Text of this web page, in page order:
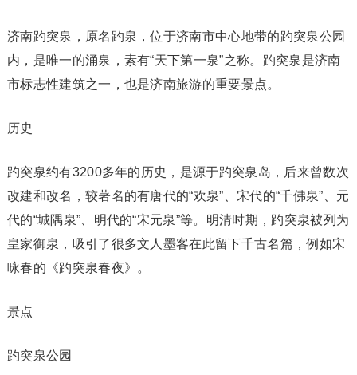
济南趵突泉，原名趵泉，位于济南市中心地带的趵突泉公园
内，是唯一的涌泉，素有“天下第一泉”之称。趵突泉是济南
市标志性建筑之一，也是济南旅游的重要景点。
历史
趵突泉约有3200多年的历史，是源于趵突泉岛，后来曾数次
改建和改名，较著名的有唐代的“欢泉”、宋代的“千佛泉”、元
代的“城隅泉”、明代的“宋元泉”等。明清时期，趵突泉被列为
皇家御泉，吸引了很多文人墨客在此留下千古名篇，例如宋
咏春的《趵突泉春夜》。
景点
趵突泉公园